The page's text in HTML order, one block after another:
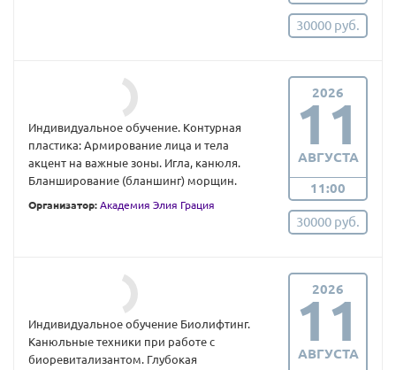
30000 руб.
Индивидуальное обучение. Контурная
пластика: Армирование лица и тела
акцент на важные зоны. Игла, канюля.
Бланширование (бланшинг) морщин.
Организатор: Академия Элия Грация
2026
11
АВГУСТА
11:00
30000 руб.
Индивидуальное обучение Биолифтинг.
Канюльные техники при работе с
биоревитализантом. Глубокая
2026
11
АВГУСТА